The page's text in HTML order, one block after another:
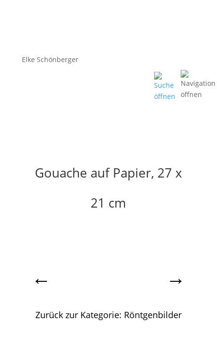
Elke Schönberger
Gouache auf Papier, 27 x
21 cm
← →
Zurück zur Kategorie: Röntgenbilder